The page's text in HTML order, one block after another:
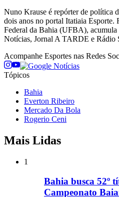
Nuno Krause é repórter de política
dois anos no portal Itatiaia Esporte.
Federal da Bahia (UFBA), acumula
Notícias, Jornal A TARDE e Rádio
Acompanhe Esportes nas Redes
Tópicos
Bahia
Everton Ribeiro
Mercado Da Bola
Rogerio Ceni
Mais Lidas
1
Bahia busca 52º
Campeonato